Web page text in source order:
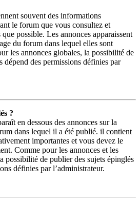
souvent des informations
le forum que vous consultez et
possible. Les annonces apparaissent
du forum dans lequel elles sont
les annonces globales, la possibilité de
dépend des permissions définies par
?
en dessous des annonces sur la
dans lequel il a été publié. il contient
importantes et vous devez le
Comme pour les annonces et les
possibilité de publier des sujets épinglés
définies par l’administrateur.